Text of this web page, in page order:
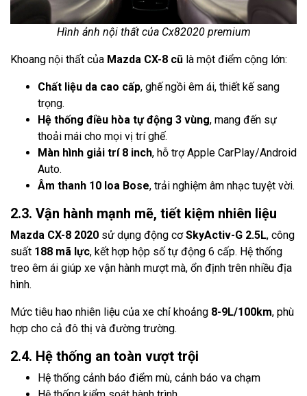
Hình ảnh nội thất của Cx82020 premium
Khoang nội thất của Mazda CX-8 cũ là một điểm cộng lớn:
Chất liệu da cao cấp, ghế ngồi êm ái, thiết kế sang
trọng.
Hệ thống điều hòa tự động 3 vùng, mang đến sự
thoải mái cho mọi vị trí ghế.
Màn hình giải trí 8 inch, hỗ trợ Apple CarPlay/Android
Auto.
Âm thanh 10 loa Bose, trải nghiệm âm nhạc tuyệt vời.
2.3. Vận hành mạnh mẽ, tiết kiệm nhiên liệu
Mazda CX-8 2020 sử dụng động cơSkyActiv-G 2.5L, công
suất 188 mã lực, kết hợp hộp số tự động 6 cấp. Hệ thống
treo êm ái giúp xe vận hành mượt mà, ổn định trên nhiều địa
hình.
Mức tiêu hao nhiên liệu của xe chỉ khoảng 8-9L/100km, phù
hợp cho cả đô thị và đường trường.
2.4. Hệ thống an toàn vượt trội
Hệ thống cảnh báo điểm mù, cảnh báo va chạm